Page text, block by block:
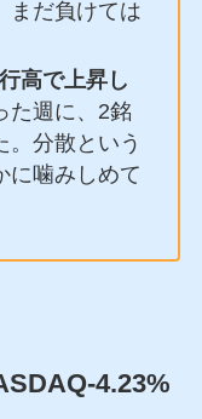
まだ負けては
高で上昇し
た週に、2銘
。分散という
に噛みしめて
4.23%